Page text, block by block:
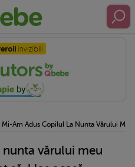
Mi-Am Adus Copilul La Nunta Vărului Meu
vărului meu